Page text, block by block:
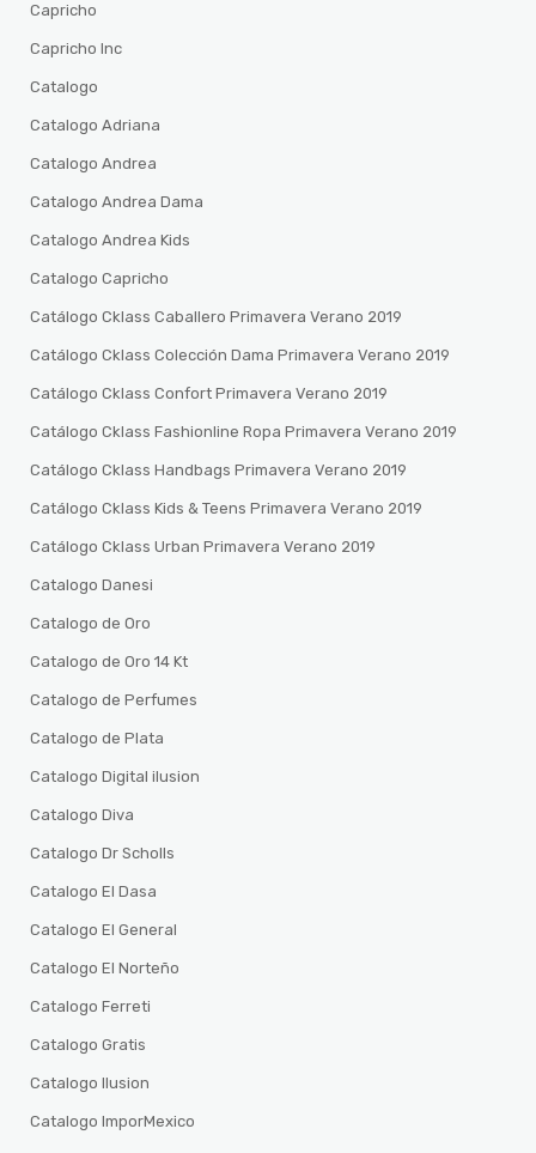
Capricho
Capricho Inc
Catalogo
Catalogo Adriana
Catalogo Andrea
Catalogo Andrea Dama
Catalogo Andrea Kids
Catalogo Capricho
Catálogo Cklass Caballero Primavera Verano 2019
Catálogo Cklass Colección Dama Primavera Verano 2019
Catálogo Cklass Confort Primavera Verano 2019
Catálogo Cklass Fashionline Ropa Primavera Verano 2019
Catálogo Cklass Handbags Primavera Verano 2019
Catálogo Cklass Kids & Teens Primavera Verano 2019
Catálogo Cklass Urban Primavera Verano 2019
Catalogo Danesi
Catalogo de Oro
Catalogo de Oro 14 Kt
Catalogo de Perfumes
Catalogo de Plata
Catalogo Digital ilusion
Catalogo Diva
Catalogo Dr Scholls
Catalogo El Dasa
Catalogo El General
Catalogo El Norteño
Catalogo Ferreti
Catalogo Gratis
Catalogo Ilusion
Catalogo ImporMexico